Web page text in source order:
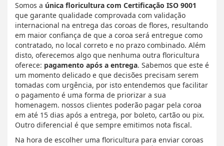
Somos a única floricultura com Certificação ISO 9001
que garante qualidade comprovada com validação
internacional na entrega das coroas de flores, resultando
em maior confiança de que a coroa será entregue como
contratado, no local correto e no prazo combinado. Além
disto, oferecemos algo que nenhuma outra floricultura
oferece: pagamento após a entrega. Sabemos que este é
um momento delicado e que decisões precisam serem
tomadas com urgência, por isto entendemos que facilitar
o pagamento é uma forma de priorizar a sua
homenagem. nossos clientes poderão pagar pela coroa
em até 15 dias após a entrega, por boleto, cartão ou pix.
Outro diferencial é que sempre emitimos nota fiscal.
Na hora de escolher uma floricultura para enviar coroas